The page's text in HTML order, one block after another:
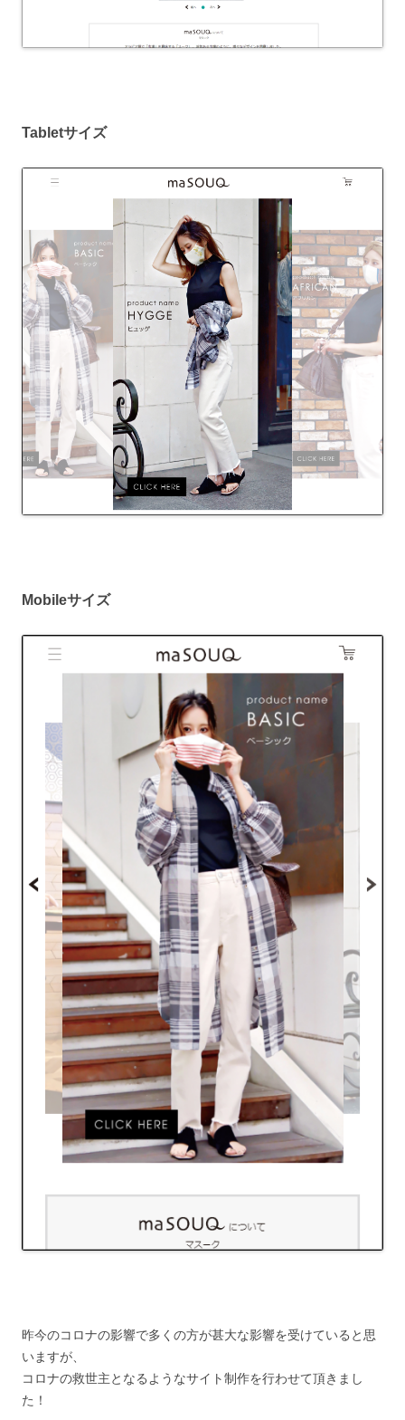
Tabletサイズ
Mobileサイズ
昨今のコロナの影響で多くの方が甚大な影響を受けていると思
いますが、
コロナの救世主となるようなサイト制作を行わせて頂きまし
た！